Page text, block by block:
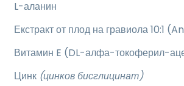
L-аланин
Екстракт от плод на гравиола 10:1
Витамин E (DL-алфа-токоферил-
Цинк (цинков бисглицинат)